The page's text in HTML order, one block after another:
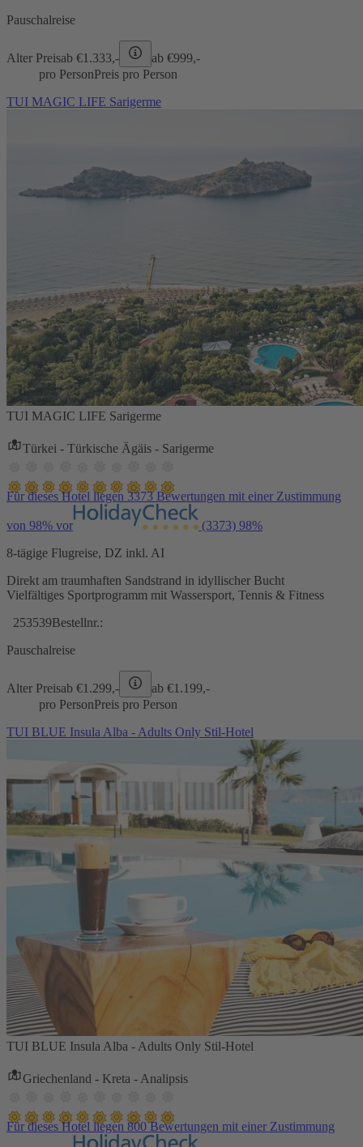
Pauschalreise
Alter Preisab €1.333,- ab €999,-
pro PersonPreis pro Person
TUI MAGIC LIFE Sarigerme
TUI MAGIC LIFE Sarigerme
Türkei - Türkische Ägäis - Sarigerme
Für dieses Hotel liegen 3373 Bewertungen mit einer Zustimmung
von 98% vor (3373) 98%
8-tägige Flugreise, DZ inkl. AI
Direkt am traumhaften Sandstrand in idyllischer Bucht
Vielfältiges Sportprogramm mit Wassersport, Tennis & Fitness
253539Bestellnr.:
Pauschalreise
Alter Preisab €1.299,- ab €1.199,-
pro PersonPreis pro Person
TUI BLUE Insula Alba - Adults Only Stil-Hotel
TUI BLUE Insula Alba - Adults Only Stil-Hotel
Griechenland - Kreta - Analipsis
Für dieses Hotel liegen 800 Bewertungen mit einer Zustimmung